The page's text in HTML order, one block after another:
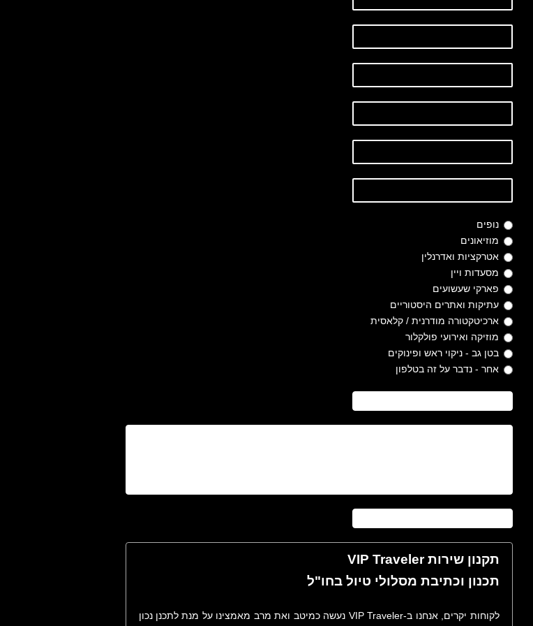
נופים
מוזיאונים
אטרקציות ואדרנלין
מסעדות ויין
פארקי שעשועים
עתיקות ואתרים היסטוריים
ארכיטקטורה מודרנית / קלאסית
מוזיקה ואירועי פולקלור
בטן גב - ניקוי ראש ופינוקים
אחר - נדבר על זה בטלפון
תקנון שירות VIP Traveler
תכנון וכתיבת מסלולי טיול בחו"ל
לקוחות יקרים, אנחנו ב-VIP Traveler נעשה כמיטב ואת מרב מאמצינו על מנת לתכנן נכון